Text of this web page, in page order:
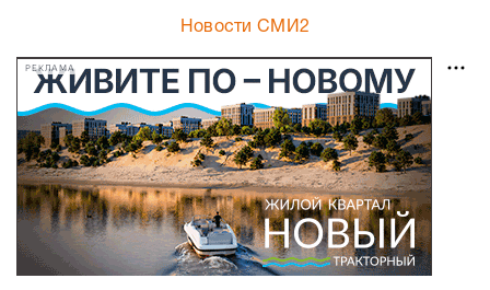
Новости СМИ2
РЕКЛАМА